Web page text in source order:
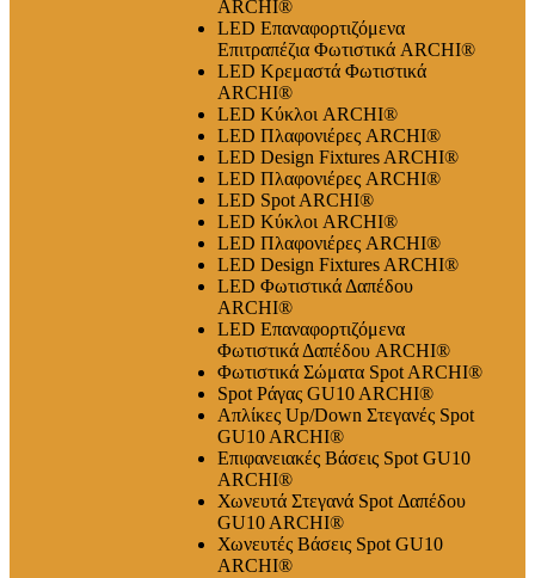
ARCHI®
LED Επαναφορτιζόμενα
Επιτραπέζια Φωτιστικά ARCHI®
LED Κρεμαστά Φωτιστικά
ARCHI®
LED Κύκλοι ARCHI®
LED Πλαφονιέρες ARCHI®
LED Design Fixtures ARCHI®
LED Πλαφονιέρες ARCHI®
LED Spot ARCHI®
LED Κύκλοι ARCHI®
LED Πλαφονιέρες ARCHI®
LED Design Fixtures ARCHI®
LED Φωτιστικά Δαπέδου
ARCHI®
LED Επαναφορτιζόμενα
Φωτιστικά Δαπέδου ARCHI®
Φωτιστικά Σώματα Spot ARCHI®
Spot Ράγας GU10 ARCHI®
Απλίκες Up/Down Στεγανές Spot
GU10 ARCHI®
Επιφανειακές Βάσεις Spot GU10
ARCHI®
Χωνευτά Στεγανά Spot Δαπέδου
GU10 ARCHI®
Χωνευτές Βάσεις Spot GU10
ARCHI®